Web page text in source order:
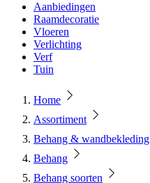
Aanbiedingen
Raamdecoratie
Vloeren
Verlichting
Verf
Tuin
Home
Assortiment
Behang & wandbekleding
Behang
Behang soorten